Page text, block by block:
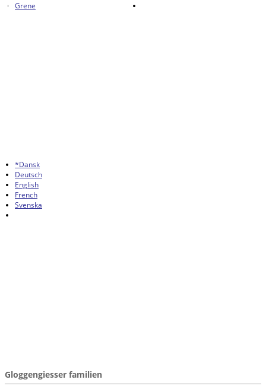
Grene
*Dansk
Deutsch
English
French
Svenska
Gloggengiesser familien